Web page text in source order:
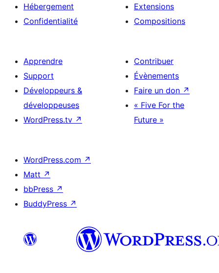
Hébergement
Confidentialité
Extensions
Compositions
Apprendre
Support
Développeurs &
développeuses
WordPress.tv ↗
Contribuer
Évènements
Faire un don ↗
« Five For the
Future »
WordPress.com ↗
Matt ↗
bbPress ↗
BuddyPress ↗